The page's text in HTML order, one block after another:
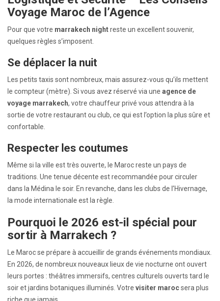
Voyage Maroc de l’Agence
Pour que votre marrakech nightreste un excellent souvenir,
quelques règles s’imposent.
Se déplacer la nuit
Les petits taxis sont nombreux, mais assurez-vous qu’ils mettent
le compteur (mètre). Si vous avez réservé via une agence de
voyage marrakech, votre chauffeur privé vous attendra à la
sortie de votre restaurant ou club, ce qui est l’option la plus sûre et
confortable.
Respecter les coutumes
Même si la ville est très ouverte, le Maroc reste un pays de
traditions. Une tenue décente est recommandée pour circuler
dans la Médina le soir. En revanche, dans les clubs de l’Hivernage,
la mode internationale est la règle.
Pourquoi le 2026 est-il spécial pour
sortir à Marrakech ?
Le Maroc se prépare à accueillir de grands événements mondiaux.
En 2026, de nombreux nouveaux lieux de vie nocturne ont ouvert
leurs portes : théâtres immersifs, centres culturels ouverts tard le
soir et jardins botaniques illuminés. Votre visiter marocsera plus